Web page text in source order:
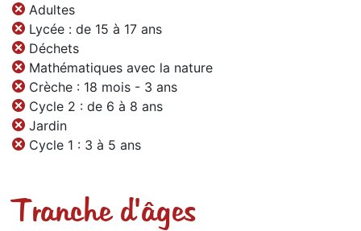
Adultes
Lycée : de 15 à 17 ans
Déchets
Mathématiques avec la nature
Crèche : 18 mois - 3 ans
Cycle 2 : de 6 à 8 ans
Jardin
Cycle 1 : 3 à 5 ans
Tranche d'âges